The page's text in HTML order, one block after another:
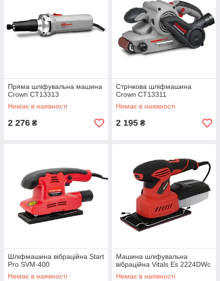
Пряма шліфувальна машина
Crown CT13313
Немає в наявності
2 276 ₴
Стрічкова шліфмашина
Crown CT13311
Немає в наявності
2 195 ₴
Шліфмашина вібраційна Start
Pro SVM-400
Немає в наявності
Машина шліфувальна
вібраційна Vitals Es 2224DWc
Немає в наявності